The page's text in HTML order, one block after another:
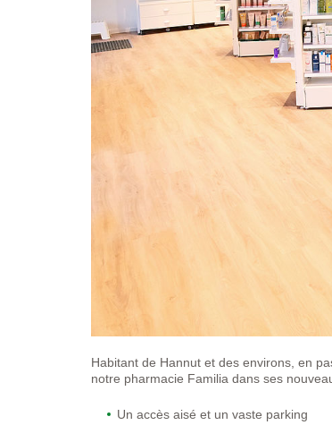
Habitant de Hannut et des environs, en
notre pharmacie Familia dans ses
Un accès aisé et un vaste parking